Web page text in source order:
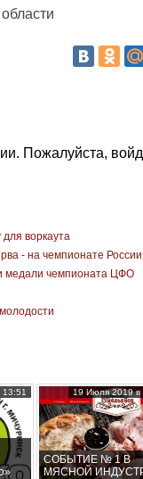
Пожалуйста,
воркаута
- на чемпионате России
медали чемпионата ЦФО
13:51
СОБЫТИЕ № 1 В
МЯСНОЙ
19 Июля 2019 в